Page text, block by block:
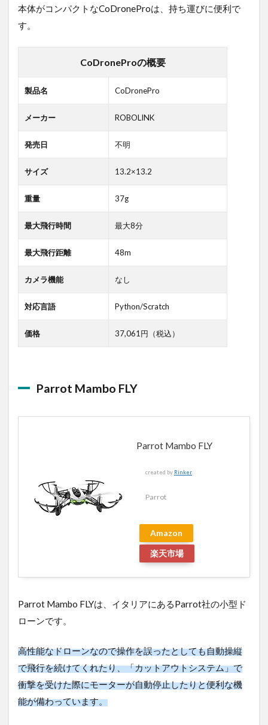
本体がコンパクトなCoDroneProは、持ち運びに便利で
す。
CoDroneProの概要
製品名 CoDronePro
メーカー ROBOLINK
発売日 不明
サイズ 13.2×13.2
重量 37g
最大飛行時間 最大8分
最大飛行距離 48m
カメラ機能 なし
対応言語 Python/Scratch
価格 37,061円（税込）
Parrot Mambo FLY
Parrot Mambo FLY
created by Rinker
Parrot
Amazon
楽天市場
Parrot Mambo FLYは、イタリアにあるParrot社の小型ド
ローンです。
高性能なドローンなので操作を誤ったとしても自動操縦
で飛行を続けてくれたり、「カットアウトシステム」で
衝撃を受けた際にモーターが自動停止したりと便利な機
能が備わっています。